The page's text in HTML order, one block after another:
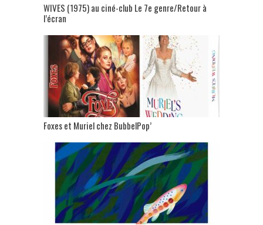
WIVES (1975) au ciné-club Le 7e genre/Retour à
l’écran
Foxes et Muriel chez BubbelPop’